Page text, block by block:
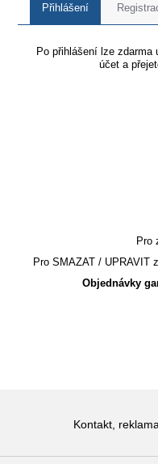
Přihlášení
Po přihlášení lze zdarma
účet a
Pro
Pro SMAZAT / UPRAVIT
Objednávky
Kontakt,